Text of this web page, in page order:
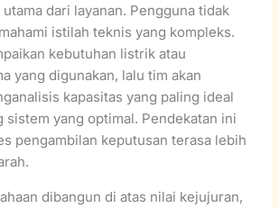
dari layanan. Pengguna tidak
istilah teknis yang kompleks.
kebutuhan listrik atau
yang digunakan, lalu tim akan
kapasitas yang paling ideal
sistem yang optimal. Pendekatan ini
pengambilan keputusan terasa lebih
dibangun di atas nilai kejujuran,